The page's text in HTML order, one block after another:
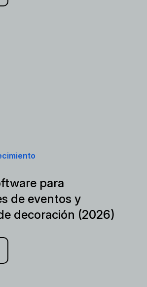
para
de eventos y
decoración (2026)